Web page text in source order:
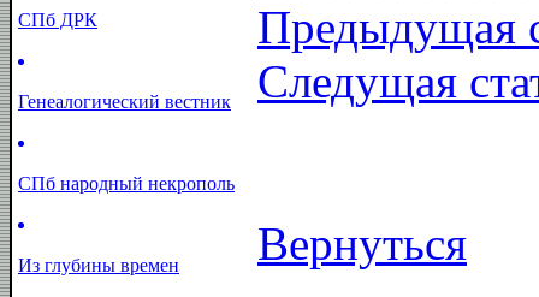
СПб ДРК
Генеалогический вестник
СПб народный некрополь
Из глубины времен
Предыдущая
Следущая
Вернуться